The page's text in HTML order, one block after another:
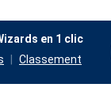
en 1 clic
Classement